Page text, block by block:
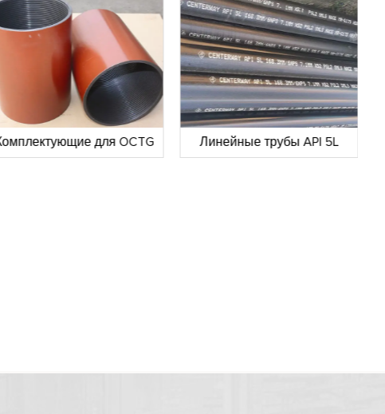
для OCTG Линейные трубы API 5L